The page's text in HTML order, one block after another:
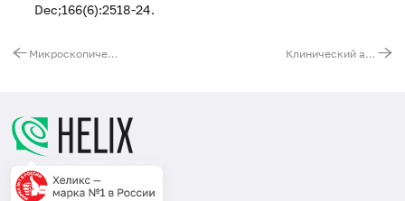
Dec;166(6):2518-24.
Микроскопическое исследование отделяемого мочеполовых органов женщин (микрофлора), 3 локализации Клинический анализ крови (с лейкоцитарной формулой)